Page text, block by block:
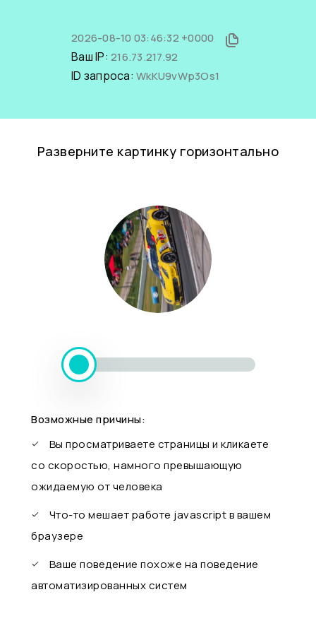
2026-08-10 03:46:32 +0000
Ваш IP: 216.73.217.92
ID запроса: WkKU9vWp3Os1
Разверните картинку горизонтально
Возможные причины:
Вы просматриваете страницы и кликаете
со скоростью, намного превышающую
ожидаемую от человека
Что-то мешает работе javascript в вашем
браузере
Ваше поведение похоже на поведение
автоматизированных систем